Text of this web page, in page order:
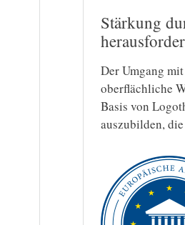
Stärkung
Der Umgang
oberflächliche
Basis von
auszubilden,